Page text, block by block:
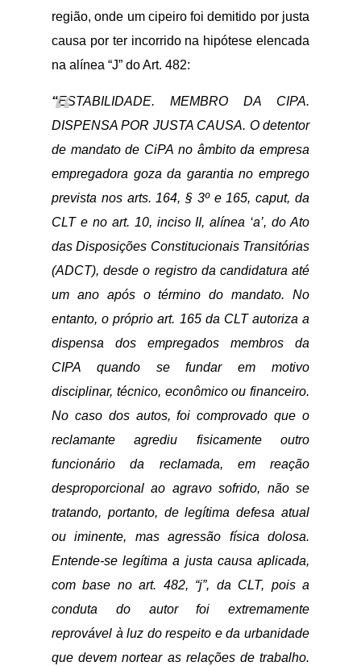
região, onde um cipeiro foi demitido por justa
causa por ter incorrido na hipótese elencada
na alínea “J” do Art. 482:
“ESTABILIDADE. MEMBRO DA CIPA.
DISPENSA POR JUSTA CAUSA. O detentor
de mandato de CiPA no âmbito da empresa
empregadora goza da garantia no emprego
prevista nos arts. 164, § 3º e 165, caput, da
CLT e no art. 10, inciso II, alínea ‘a’, do Ato
das Disposições Constitucionais Transitórias
(ADCT), desde o registro da candidatura até
um ano após o término do mandato. No
entanto, o próprio art. 165 da CLT autoriza a
dispensa dos empregados membros da
CIPA quando se fundar em motivo
disciplinar, técnico, econômico ou financeiro.
No caso dos autos, foi comprovado que o
reclamante agrediu fisicamente outro
funcionário da reclamada, em reação
desproporcional ao agravo sofrido, não se
tratando, portanto, de legítima defesa atual
ou iminente, mas agressão física dolosa.
Entende-se legítima a justa causa aplicada,
com base no art. 482, “j”, da CLT, pois a
conduta do autor foi extremamente
reprovável à luz do respeito e da urbanidade
que devem nortear as relações de trabalho.